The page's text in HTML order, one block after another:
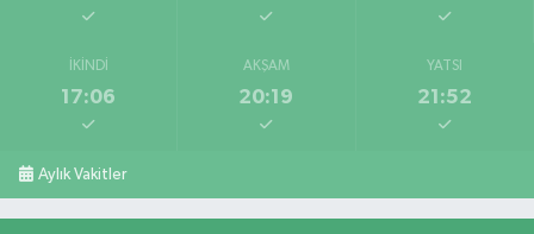
İKINDI
17:06
AKŞAM
20:19
YATSI
21:52
Aylık Vakitler